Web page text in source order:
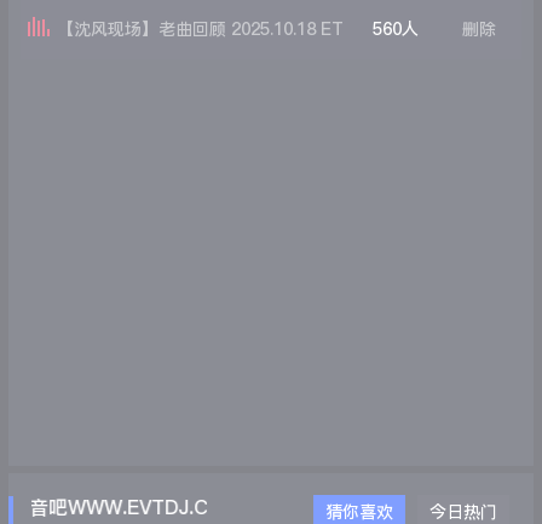
【沈风现场】老曲回顾 2025.10.18 ET 560人 删除
音吧WWW.EVTDJ.COM 猜你喜欢 今日热门